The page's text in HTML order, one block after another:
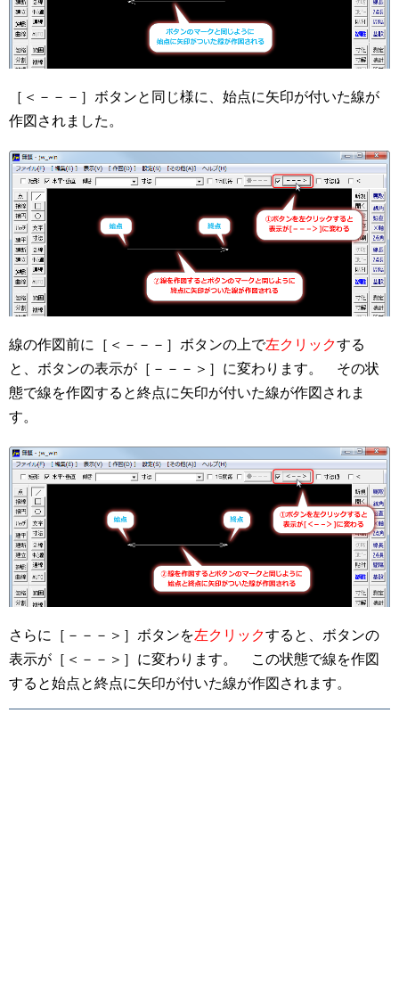
［＜－－－］ボタンと同じ様に、始点に矢印が付いた線が
作図されました。
線の作図前に［＜－－－］ボタンの上で左クリックする
と、ボタンの表示が［－－－＞］に変わります。 その状
態で線を作図すると終点に矢印が付いた線が作図されま
す。
さらに［－－－＞］ボタンを左クリックすると、ボタンの
表示が［＜－－＞］に変わります。 この状態で線を作図
すると始点と終点に矢印が付いた線が作図されます。